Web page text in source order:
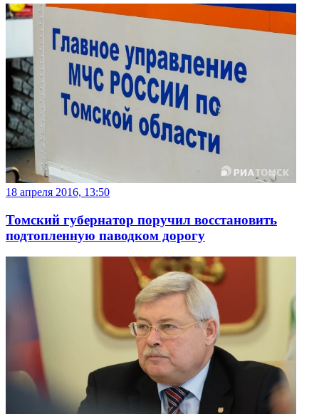
18 апреля 2016, 13:50
Томский губернатор поручил восстановить
подтопленную паводком дорогу